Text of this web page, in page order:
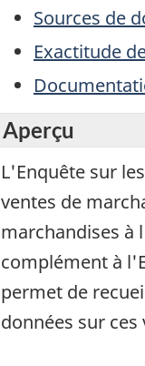
Sources de
Exactitude
Aperçu
L'Enquête sur
ventes de
marchandises à
complément à
permet de
données sur